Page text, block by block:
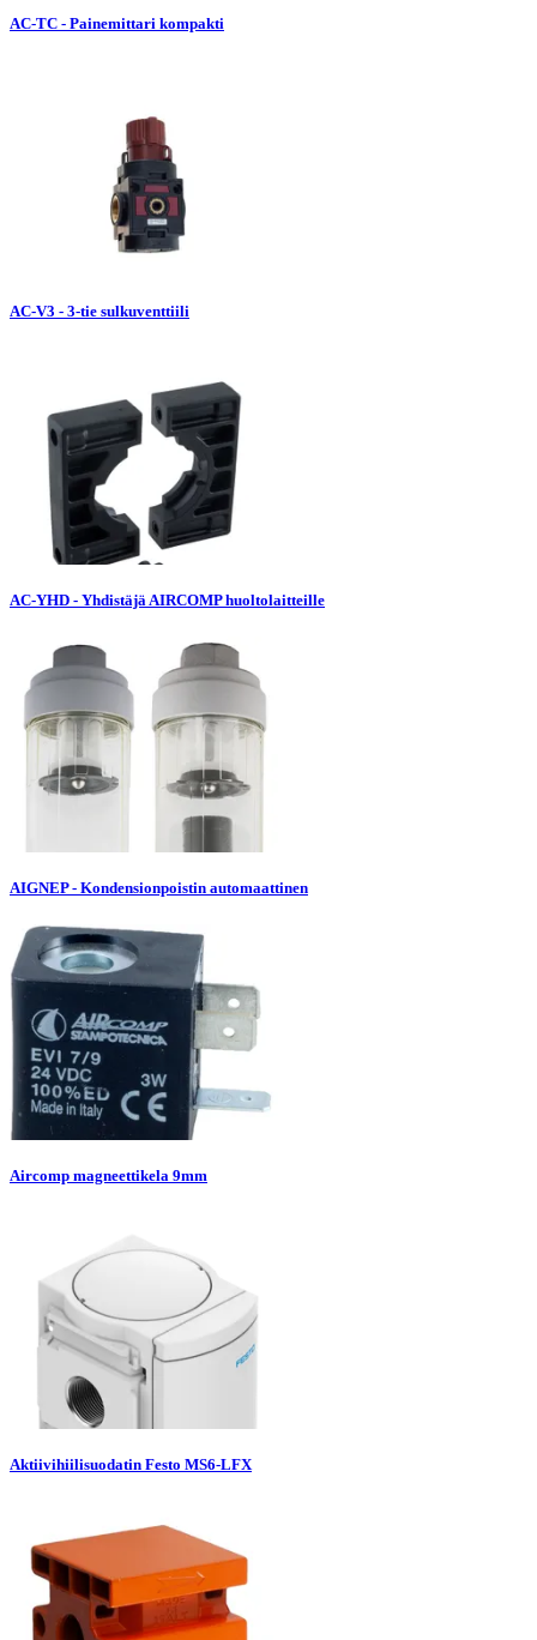
AC-TC - Painemittari kompakti
AC-V3 - 3-tie sulkuventtiili
AC-YHD - Yhdistäjä AIRCOMP huoltolaitteille
AIGNEP - Kondensionpoistin automaattinen
Aircomp magneettikela 9mm
Aktiivihiilisuodatin Festo MS6-LFX